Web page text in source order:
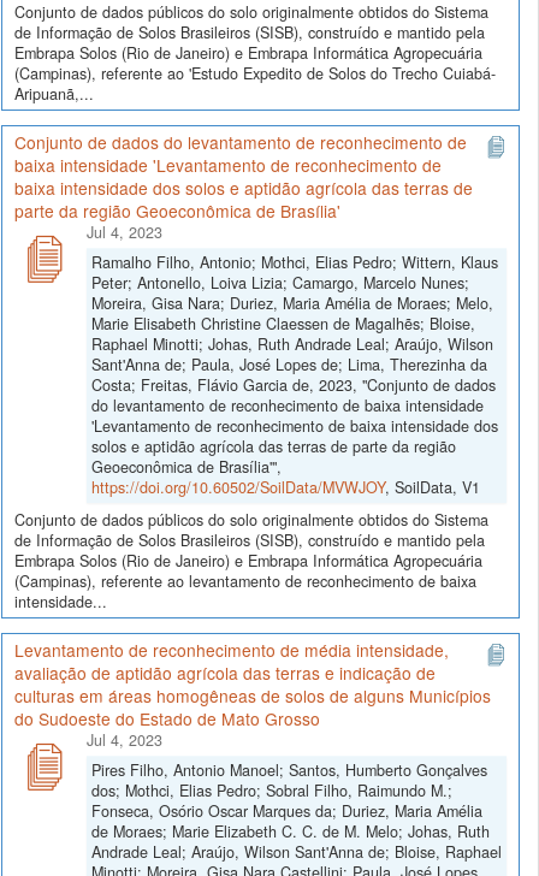
Conjunto de dados públicos do solo originalmente obtidos do Sistema
de Informação de Solos Brasileiros (SISB), construído e mantido pela
Embrapa Solos (Rio de Janeiro) e Embrapa Informática Agropecuária
(Campinas), referente ao 'Estudo Expedito de Solos do Trecho Cuiabá-
Aripuanã,...
Conjunto de dados do levantamento de reconhecimento de
baixa intensidade 'Levantamento de reconhecimento de
baixa intensidade dos solos e aptidão agrícola das terras de
parte da região Geoeconômica de Brasília'
Jul 4, 2023
Ramalho Filho, Antonio; Mothci, Elias Pedro; Wittern, Klaus
Peter; Antonello, Loiva Lizia; Camargo, Marcelo Nunes;
Moreira, Gisa Nara; Duriez, Maria Amélia de Moraes; Melo,
Marie Elisabeth Christine Claessen de Magalhẽs; Bloise,
Raphael Minotti; Johas, Ruth Andrade Leal; Araújo, Wilson
Sant'Anna de; Paula, José Lopes de; Lima, Therezinha da
Costa; Freitas, Flávio Garcia de, 2023, "Conjunto de dados
do levantamento de reconhecimento de baixa intensidade
'Levantamento de reconhecimento de baixa intensidade dos
solos e aptidão agrícola das terras de parte da região
Geoeconômica de Brasília'",
https://doi.org/10.60502/SoilData/MVWJOY, SoilData, V1
Conjunto de dados públicos do solo originalmente obtidos do Sistema
de Informação de Solos Brasileiros (SISB), construído e mantido pela
Embrapa Solos (Rio de Janeiro) e Embrapa Informática Agropecuária
(Campinas), referente ao levantamento de reconhecimento de baixa
intensidade...
Levantamento de reconhecimento de média intensidade,
avaliação de aptidão agrícola das terras e indicação de
culturas em áreas homogêneas de solos de alguns Municípios
do Sudoeste do Estado de Mato Grosso
Jul 4, 2023
Pires Filho, Antonio Manoel; Santos, Humberto Gonçalves
dos; Mothci, Elias Pedro; Sobral Filho, Raimundo M.;
Fonseca, Osório Oscar Marques da; Duriez, Maria Amélia
de Moraes; Marie Elizabeth C. C. de M. Melo; Johas, Ruth
Andrade Leal; Araújo, Wilson Sant'Anna de; Bloise, Raphael